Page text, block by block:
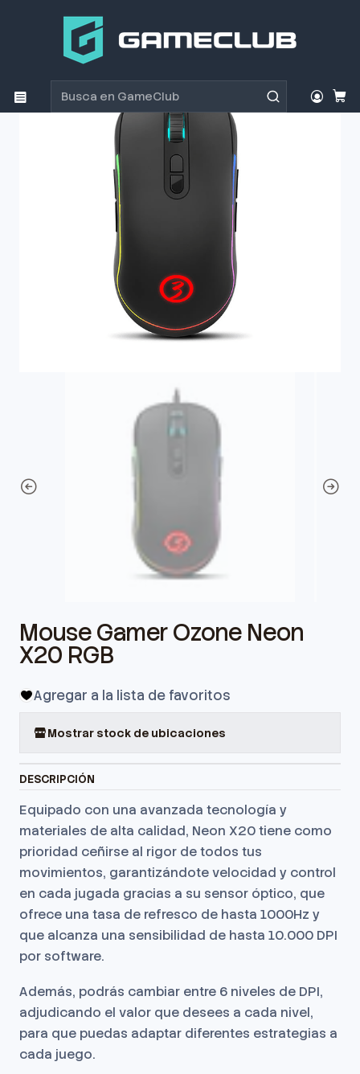
Productos
Mouse Gamer Ozone Neon X20 RGB
Mouse Gamer Ozone Neon
X20 RGB
Agregar a la lista de favoritos
Mostrar stock de ubicaciones
DESCRIPCIÓN
Equipado con una avanzada tecnología y
materiales de alta calidad, Neon X20 tiene como
prioridad ceñirse al rigor de todos tus
movimientos, garantizándote velocidad y control
en cada jugada gracias a su sensor óptico, que
ofrece una tasa de refresco de hasta 1000Hz y
que alcanza una sensibilidad de hasta 10.000 DPI
por software.
Además, podrás cambiar entre 6 niveles de DPI,
adjudicando el valor que desees a cada nivel,
para que puedas adaptar diferentes estrategias a
cada juego.